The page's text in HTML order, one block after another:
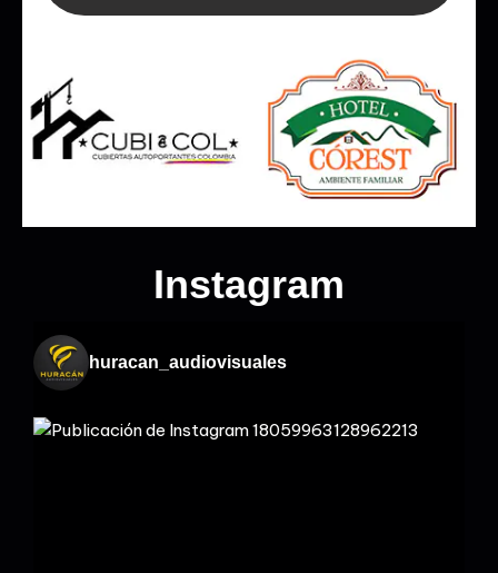
Instagram
huracan_audiovisuales